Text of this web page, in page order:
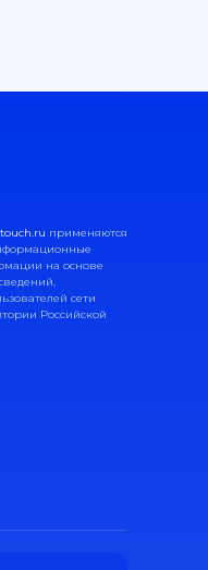
применяются
на основе
сети
Российской